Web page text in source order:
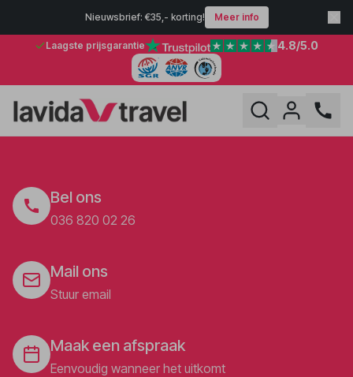
Nieuwsbrief: €35,- korting! Meer info
Laagste prijsgarantie 4.8/5.0
Bel ons
036 820 02 26
Mail ons
Stuur email
Maak een afspraak
Eenvoudig wanneer het uitkomt